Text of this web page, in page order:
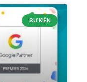
SỰ KIỆN